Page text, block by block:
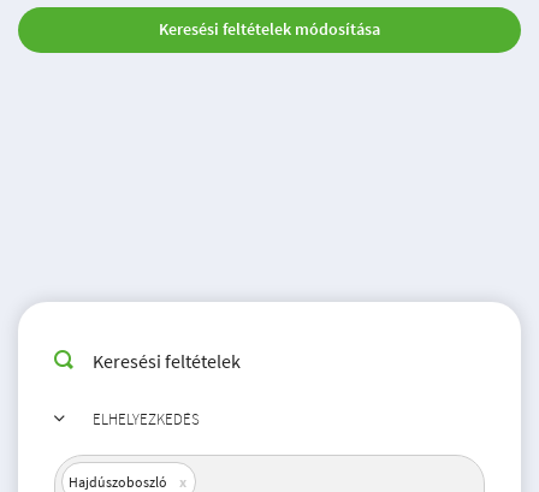
Keresési feltételek módosítása
Keresési feltételek
ELHELYEZKEDÉS
Hajdúszoboszló